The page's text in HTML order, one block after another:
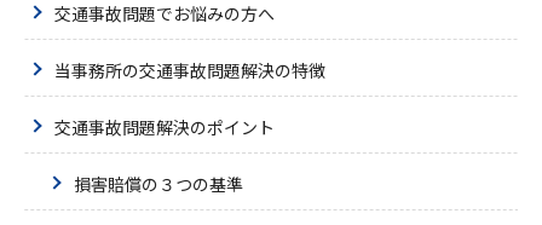
交通事故問題でお悩みの方へ
当事務所の交通事故問題解決の特徴
交通事故問題解決のポイント
損害賠償の３つの基準